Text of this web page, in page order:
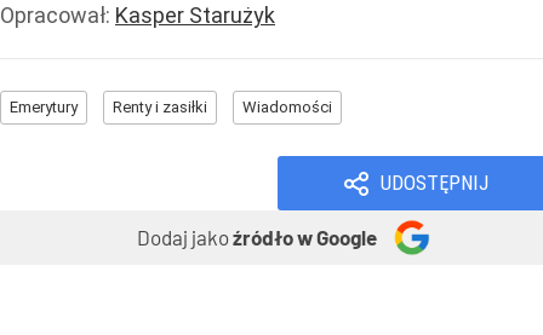
Opracował: Kasper Starużyk
Emerytury Renty i zasiłki Wiadomości
UDOSTĘPNIJ
Dodaj jakoźródło w Google